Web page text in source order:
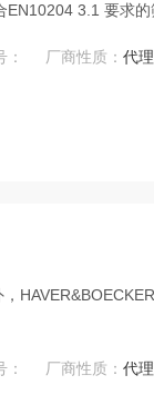
EN10204 3.1 要求
： 厂商性质：代
： 厂商性质：代